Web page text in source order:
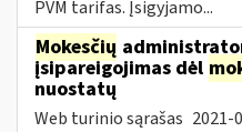
PVM tarifas. Įsigyjamo...
Mokesčių
įsipareigojimas dėl
nuostatų
Web turinio sąrašas 2021-